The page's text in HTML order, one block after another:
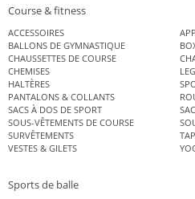
Course & fitness
ACCESSOIRES
BALLONS DE GYMNASTIQUE
CHAUSSETTES DE COURSE
CHEMISES
HALTÈRES
PANTALONS & COLLANTS
SACS À DOS DE SPORT
SOUS-VÊTEMENTS DE COURSE
SURVÊTEMENTS
VESTES & GILETS
Sports de balle